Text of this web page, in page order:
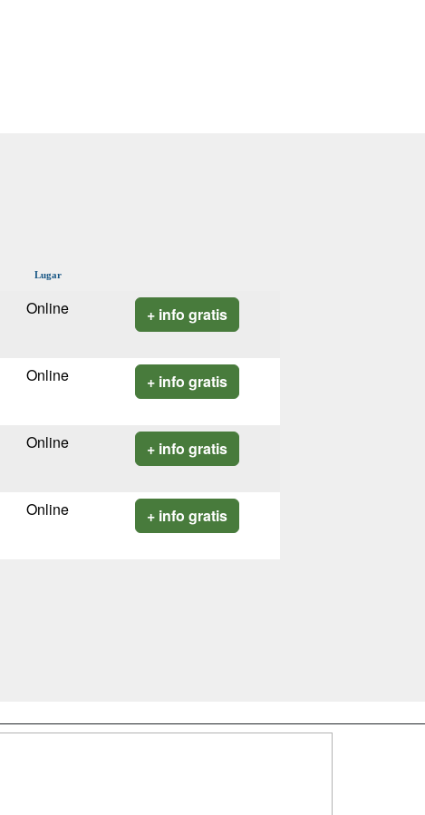
Lugar
Online + info gratis
Online + info gratis
Online + info gratis
Online + info gratis